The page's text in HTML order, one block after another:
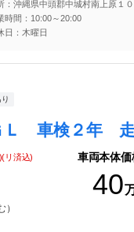
：沖縄県中頭郡中城村南上原１
時間：10:00～20:00
日：木曜日
リ済込)
）
車両本体価
40